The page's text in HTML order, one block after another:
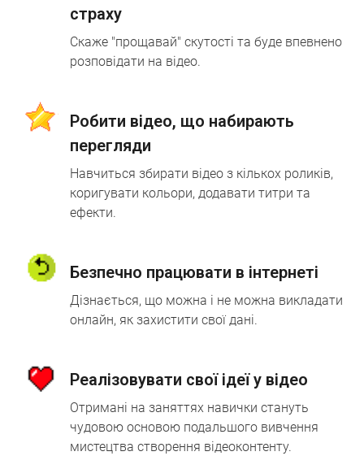
страху
Скаже "прощавай" скутості та буде впевнено
розповідати на відео.
Робити відео, що набирають
перегляди
Навчиться збирати відео з кількох роликів,
коригувати кольори, додавати титри та
ефекти.
Безпечно працювати в інтернеті
Дізнається, що можна і не можна викладати
онлайн, як захистити свої дані.
Реалізовувати свої ідеї у відео
Отримані на заняттях навички стануть
чудовою основою подальшого вивчення
мистецтва створення відеоконтенту.